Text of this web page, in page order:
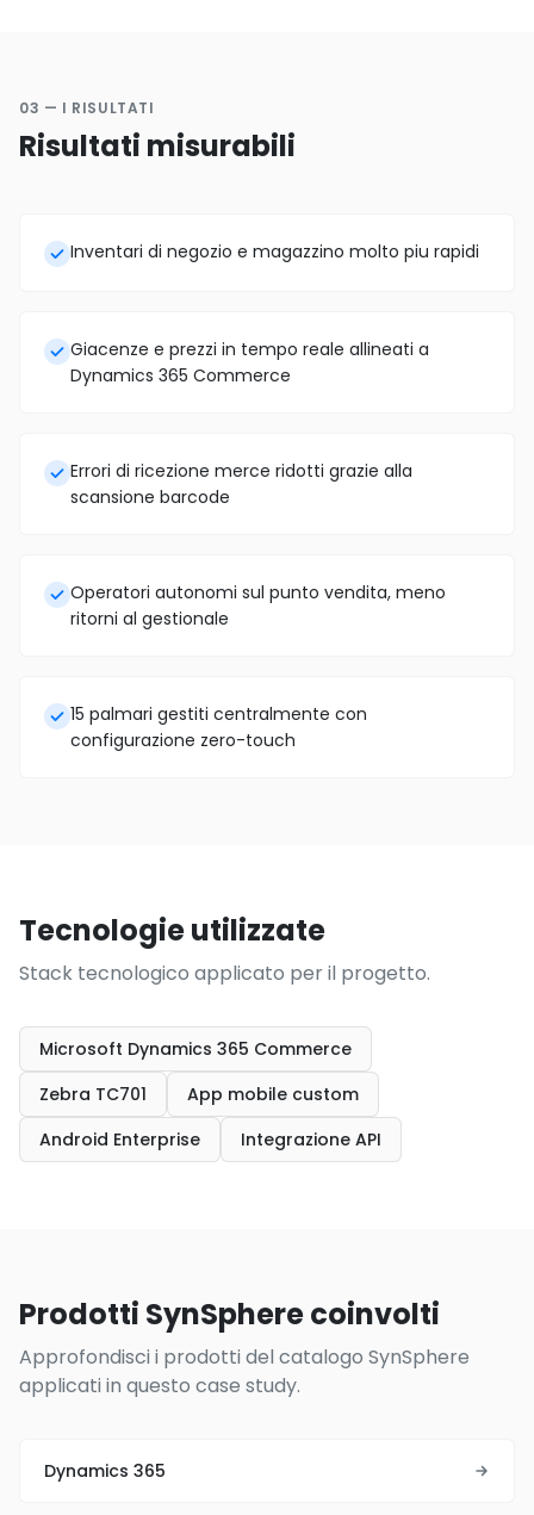
03 — I RISULTATI
Risultati misurabili
Inventari di negozio e magazzino molto piu rapidi
Giacenze e prezzi in tempo reale allineati a
Dynamics 365 Commerce
Errori di ricezione merce ridotti grazie alla
scansione barcode
Operatori autonomi sul punto vendita, meno
ritorni al gestionale
15 palmari gestiti centralmente con
configurazione zero-touch
Tecnologie utilizzate
Stack tecnologico applicato per il progetto.
Microsoft Dynamics 365 Commerce
Zebra TC701
App mobile custom
Android Enterprise
Integrazione API
Prodotti SynSphere coinvolti
Approfondisci i prodotti del catalogo SynSphere
applicati in questo case study.
Dynamics 365